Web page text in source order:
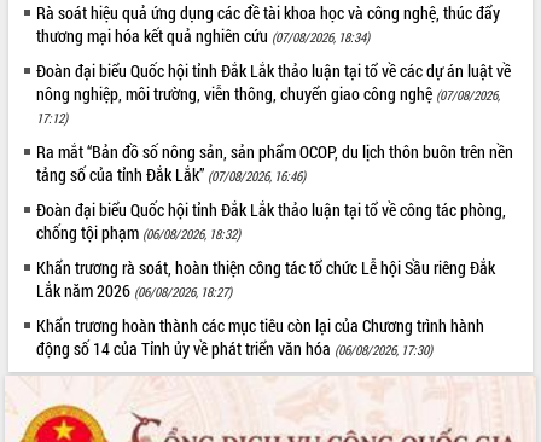
cải cách hành chính tỉnh Đắk Lắk
Kết nối tour, đẩy mạnh chuyển đổi số
để phát triển du lịch Đắk Lắk
Khởi động Dự án Đầu tư xây dựng hạ
tầng kỹ thuật Cụm công nghiệp Tân
Tiến
Gặp mặt các cơ quan báo chí nhân Kỷ
niệm 101 năm Ngày Báo chí Cách
mạng Việt Nam
Đắk Lắk sơ kết 4 năm triển khai thực
hiện Đề án 06 của Chính phủ
Họp báo thông tin về Hội nghị Công bố
Quy hoạch và Xúc tiến đầu tư tỉnh Đắk
giải ngân vốn khắc phục thiên tai
Rà soát hiệu quả ứng dụng các đề tài khoa học và công nghệ, thúc đẩy
thương mại hóa kết quả nghiên cứu (07/08/2026, 18:34)
Đoàn đại biểu Quốc hội tỉnh Đắk Lắk thảo luận tại tổ về các dự án luật về
nông nghiệp, môi trường, viễn thông, chuyển giao công nghệ (07/08/2026,
17:12)
Ra mắt “Bản đồ số nông sản, sản phẩm OCOP, du lịch thôn buôn trên nền
tảng số của tỉnh Đắk Lắk” (07/08/2026, 16:46)
Đoàn đại biểu Quốc hội tỉnh Đắk Lắk thảo luận tại tổ về công tác phòng,
chống tội phạm (06/08/2026, 18:32)
Khẩn trương rà soát, hoàn thiện công tác tổ chức Lễ hội Sầu riêng Đắk
Lắk năm 2026 (06/08/2026, 18:27)
Khẩn trương hoàn thành các mục tiêu còn lại của Chương trình hành
động số 14 của Tỉnh ủy về phát triển văn hóa (06/08/2026, 17:30)